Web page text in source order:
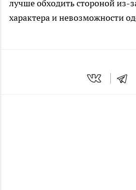
лучше обходить стороной из-
характера и невозможности